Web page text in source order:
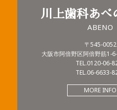
川上歯科あべ
ABENO
〒545-0052
大阪市阿倍野区阿倍野筋1-
TEL.0120-06-
TEL.06-6633-
MORE INFO